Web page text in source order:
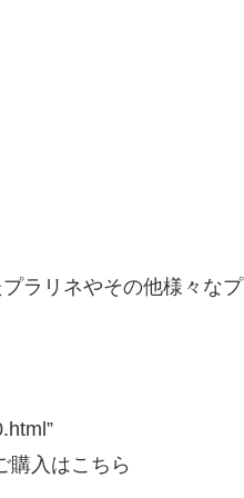
ラリネやその他様々なプ
購入はこちら